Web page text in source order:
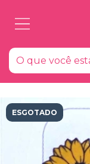
ESGOTADO